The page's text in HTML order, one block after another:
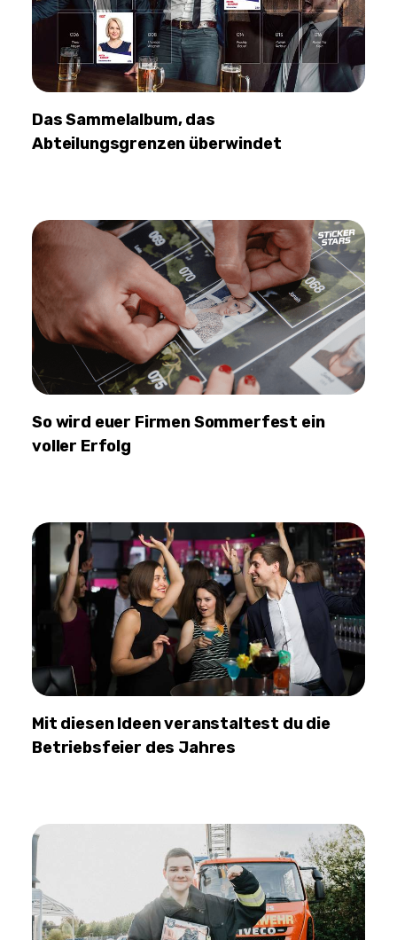
Das Sammelalbum, das
Abteilungsgrenzen überwindet
So wird euer Firmen Sommerfest ein
voller Erfolg
Mit diesen Ideen veranstaltest du die
Betriebsfeier des Jahres